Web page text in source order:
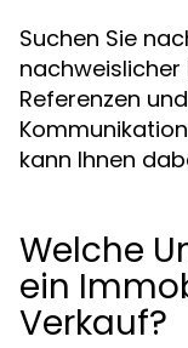
Suchen Sie
nachweislicher
Referenzen
kann Ihnen
Welche
ein
Verkauf?